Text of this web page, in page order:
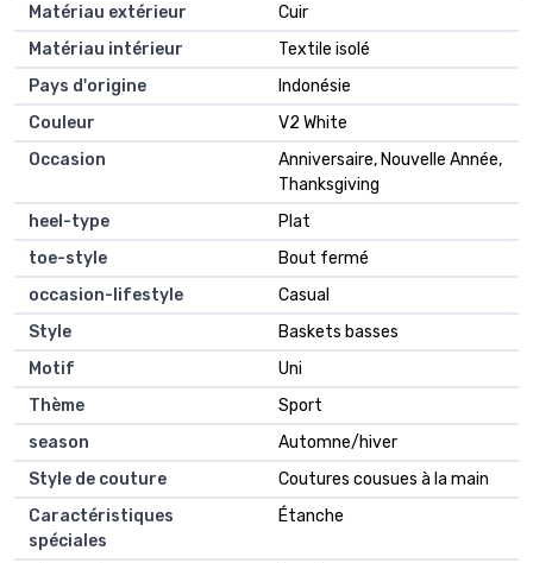
Matériau extérieur
Cuir
Matériau intérieur
Textile isolé
Pays d'origine
Indonésie
Couleur
V2 White
Occasion
Anniversaire, Nouvelle Année,
Thanksgiving
heel-type
Plat
toe-style
Bout fermé
occasion-lifestyle
Casual
Style
Baskets basses
Motif
Uni
Thème
Sport
season
Automne/hiver
Style de couture
Coutures cousues à la main
Caractéristiques
spéciales
Étanche